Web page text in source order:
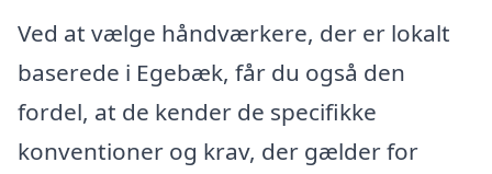
Ved at vælge håndværkere, der er lokalt
baserede i Egebæk, får du også den
fordel, at de kender de specifikke
konventioner og krav, der gælder for